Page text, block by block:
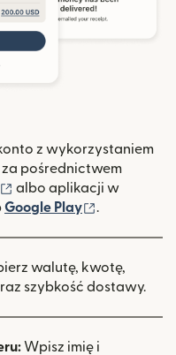
z wykorzystaniem
pośrednictwem
(otwiera się w nowym
albo aplikacji w
się w nowym oknie)
Google Play .
walutę, kwotę,
szybkość dostawy.
Wpisz imię i